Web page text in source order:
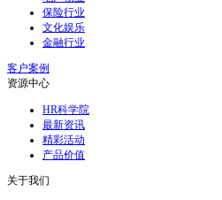
保险行业
文化娱乐
金融行业
客户案例
资源中心
HR科学院
最新资讯
精彩活动
产品价值
关于我们